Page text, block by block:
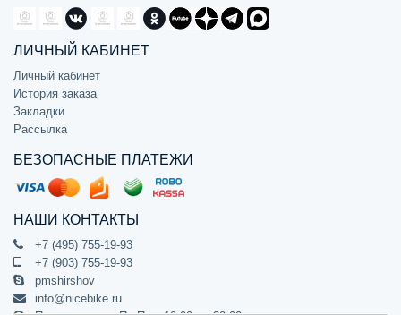
ЛИЧНЫЙ КАБИНЕТ
Личный кабинет
История заказа
Закладки
Рассылка
БЕЗОПАСНЫЕ ПЛАТЕЖИ
НАШИ КОНТАКТЫ
+7 (495) 755-19-93
+7 (903) 755-19-93
pmshirshov
info@nicebike.ru